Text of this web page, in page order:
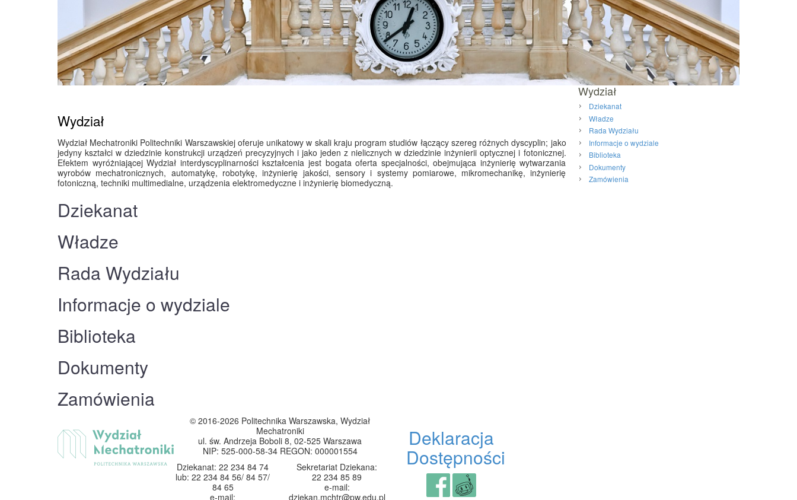
Wydział
Dziekanat
Władze
Rada Wydziału
Informacje o wydziale
Biblioteka
Dokumenty
Zamówienia
Wydział
Wydział Mechatroniki Politechniki Warszawskiej oferuje unikatowy w skali kraju program studiów łączący szereg różnych dyscyplin; jako
jedyny kształci w dziedzinie konstrukcji urządzeń precyzyjnych i jako jeden z nielicznych w dziedzinie inżynierii optycznej i fotonicznej.
Efektem wyróżniającej Wydział interdyscyplinarności kształcenia jest bogata oferta specjalności, obejmująca inżynierię wytwarzania
wyrobów mechatronicznych, automatykę, robotykę, inżynierię jakości, sensory i systemy pomiarowe, mikromechanikę, inżynierię
fotoniczną, techniki multimedialne, urządzenia elektromedyczne i inżynierię biomedyczną.
Dziekanat
Władze
Rada Wydziału
Informacje o wydziale
Biblioteka
Dokumenty
Zamówienia
© 2016-2026 Politechnika Warszawska, Wydział
Mechatroniki
ul. św. Andrzeja Boboli 8, 02-525 Warszawa
NIP: 525-000-58-34 REGON: 000001554
Dziekanat: 22 234 84 74
lub: 22 234 84 56/ 84 57/
84 65
e-mail:
Sekretariat Dziekana:
22 234 85 89
e-mail:
dziekan.mchtr@pw.edu.pl
Deklaracja
Dostępności